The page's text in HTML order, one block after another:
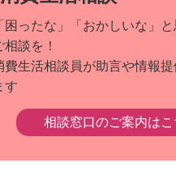
困ったな」「おかしいな」
相談を！
費生活相談員が助言や情報
す
相談窓口のご案内はこ